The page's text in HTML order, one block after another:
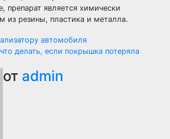
препарат является химически
из резины, пластика и металла.
автомобиля
делать, если покрышка потеряла
от admin